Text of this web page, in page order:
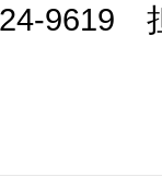
9619